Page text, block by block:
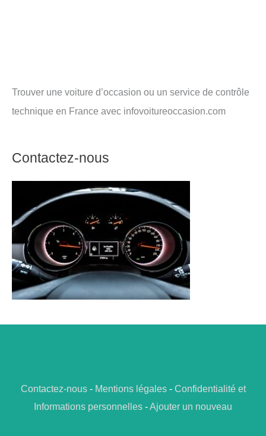
Trouver une voiture d’occasion ou un service de contrôle
technique en France avec infovoitureoccasion.com
Contactez-nous
Contactez-nous- Mentions légales- Confidentialité et
Informations personnelles -Ajouter un nouveau